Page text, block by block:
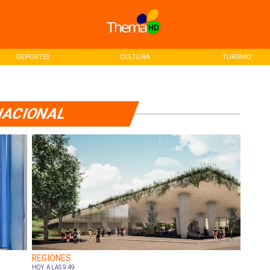
DEPORTES CULTURA TURISMO
REGIONES
HOY A LAS 9:49